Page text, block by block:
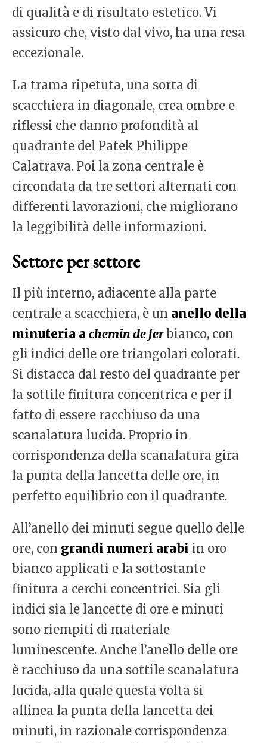
di qualità e di risultato estetico. Vi
assicuro che, visto dal vivo, ha una resa
eccezionale.
La trama ripetuta, una sorta di
scacchiera in diagonale, crea ombre e
riflessi che danno profondità al
quadrante del Patek Philippe
Calatrava. Poi la zona centrale è
circondata da tre settori alternati con
differenti lavorazioni, che migliorano
la leggibilità delle informazioni.
Settore per settore
Il più interno, adiacente alla parte
centrale a scacchiera, è un anello della
minuteria a chemin de ferbianco, con
gli indici delle ore triangolari colorati.
Si distacca dal resto del quadrante per
la sottile finitura concentrica e per il
fatto di essere racchiuso da una
scanalatura lucida. Proprio in
corrispondenza della scanalatura gira
la punta della lancetta delle ore, in
perfetto equilibrio con il quadrante.
All’anello dei minuti segue quello delle
ore, con grandi numeri arabi in oro
bianco applicati e la sottostante
finitura a cerchi concentrici. Sia gli
indici sia le lancette di ore e minuti
sono riempiti di materiale
luminescente. Anche l’anello delle ore
è racchiuso da una sottile scanalatura
lucida, alla quale questa volta si
allinea la punta della lancetta dei
minuti, in razionale corrispondenza